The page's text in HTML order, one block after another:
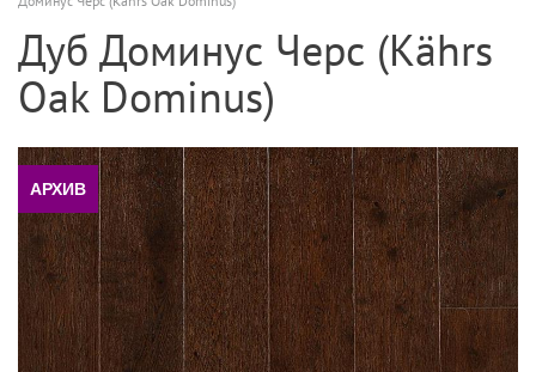
Дуб Доминус Черс (Kährs
Oak Dominus)
АРХИВ